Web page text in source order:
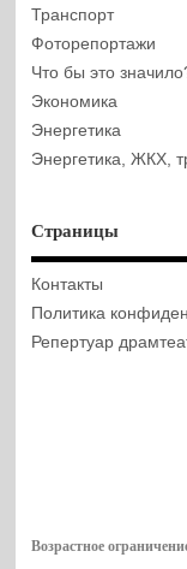
Транспорт
Фоторепортажи
Что бы это
Экономика
Энергетика
Энергетика, ЖКХ,
Страницы
Контакты
Политика
Репертуар
Возрастное